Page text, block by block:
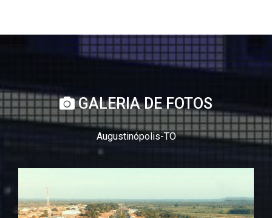
GALERIA DE FOTOS
Augustinópolis-TO